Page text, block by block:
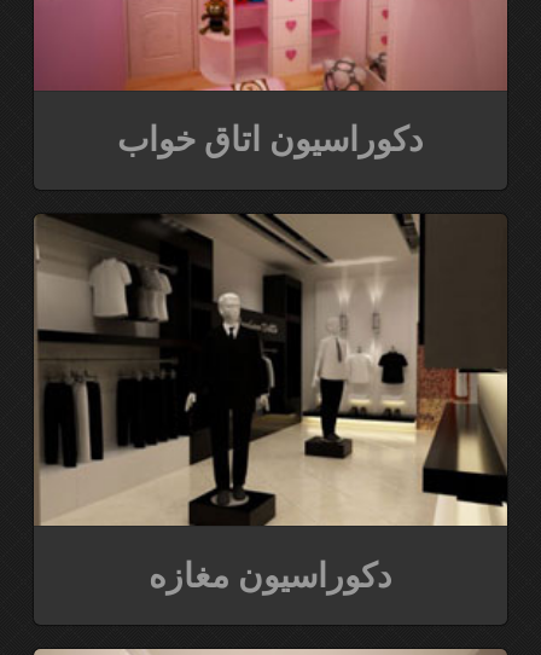
دکوراسیون اتاق خواب
دکوراسیون مغازه